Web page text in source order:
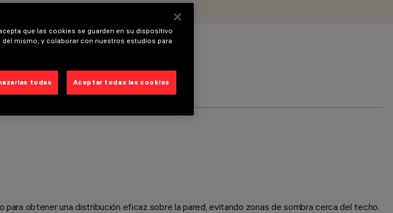
obtener una distribución eficaz sobre la pared, evitando zonas de sombra cerca del techo.
que las cookies se guarden en su dispositivo
mismo, y colaborar con nuestros estudios para
todas Aceptar todas las cookies